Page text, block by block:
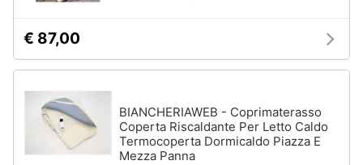
€ 87,00
BIANCHERIAWEB - Coprimaterasso
Coperta Riscaldante Per Letto Caldo
Termocoperta Dormicaldo Piazza E
Mezza Panna